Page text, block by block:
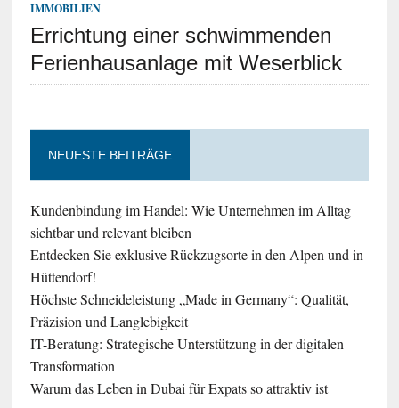
IMMOBILIEN
Errichtung einer schwimmenden
Ferienhausanlage mit Weserblick
NEUESTE BEITRÄGE
Kundenbindung im Handel: Wie Unternehmen im Alltag
sichtbar und relevant bleiben
Entdecken Sie exklusive Rückzugsorte in den Alpen und in
Hüttendorf!
Höchste Schneideleistung „Made in Germany“: Qualität,
Präzision und Langlebigkeit
IT-Beratung: Strategische Unterstützung in der digitalen
Transformation
Warum das Leben in Dubai für Expats so attraktiv ist